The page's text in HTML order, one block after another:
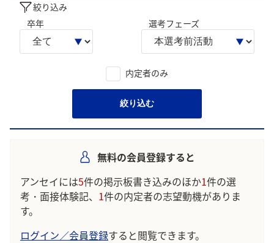
絞り込み
卒年
選考フェーズ
内定者のみ
絞り込む
無料の会員登録すると
アンセイには5件の掲示板書き込みのほか1件の選
考・面接体験記、 1件の内定者の志望動機がありま
す。
ログイン／会員登録すると閲覧できます。